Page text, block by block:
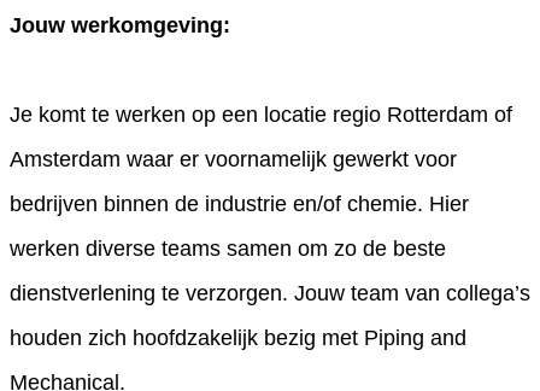
Jouw werkomgeving:
Je komt te werken op een locatie regio Rotterdam of
Amsterdam waar er voornamelijk gewerkt voor
bedrijven binnen de industrie en/of chemie. Hier
werken diverse teams samen om zo de beste
dienstverlening te verzorgen. Jouw team van collega’s
houden zich hoofdzakelijk bezig met Piping and
Mechanical.